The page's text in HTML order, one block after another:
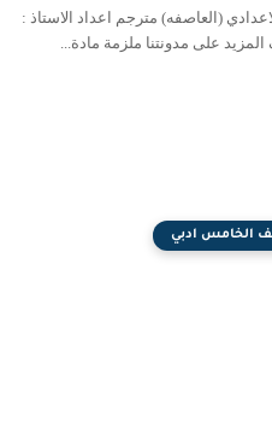
(العاصفه) مترجم اعداد الاستاذ :
على مدونتنا ملزمة مادة...
الخامس ادبي